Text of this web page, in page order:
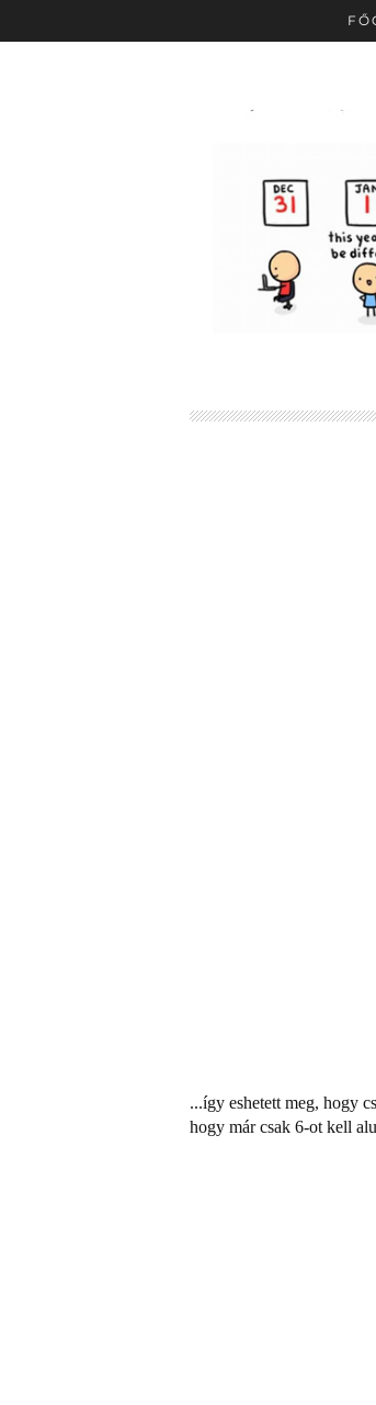
...így eshetett meg, hogy
hogy már csak 6-ot kell